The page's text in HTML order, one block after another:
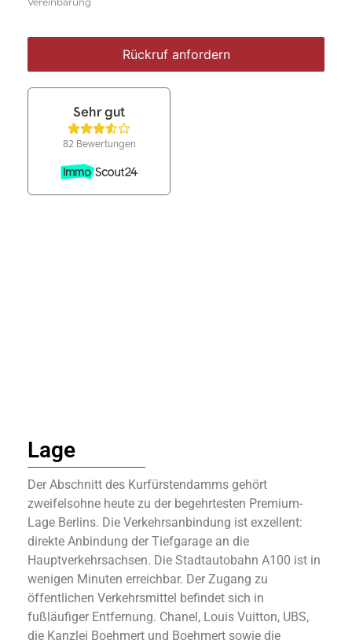
Rückruf anfordern
Lage
Der Abschnitt des Kurfürstendamms gehört
zweifelsohne heute zu der begehrtesten Premium-
Lage Berlins. Die Verkehrsanbindung ist exzellent:
direkte Anbindung der Tiefgarage an die
Hauptverkehrsachsen. Die Stadtautobahn A100 ist in
wenigen Minuten erreichbar. Der Zugang zu
öffentlichen Verkehrsmittel befindet sich in
fußläufiger Entfernung. Chanel, Louis Vuitton, UBS,
die Kanzlei Boehmert und Boehmert sowie die